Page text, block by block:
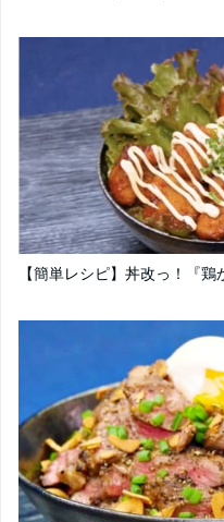
【簡単レシピ】丼改っ！『